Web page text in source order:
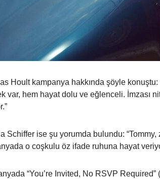
Hoult kampanya hakkında şöyle konuştu:
var, hem hayat dolu ve eğlenceli. İmzası
Schiffer ise şu yorumda bulundu:
o coşkulu öz ifade ruhuna hayat
“You’re Invited, No RSVP Required”